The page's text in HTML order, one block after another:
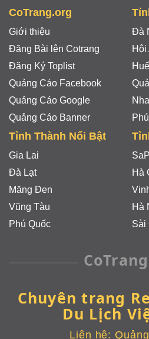
CoTrang.org
Giới thiệu
Đăng Bài lên Cotrang
Đăng Ký Toplist
Quảng Cáo Facebook
Quảng Cáo Google
Quảng Cáo Banner
Đà
Hội
Huế
Tỉnh Thành Nổi Bật
Gia Lai
Đà Lạt
Măng Đen
Vũng Tàu
Phú Quốc
Hà
Hà
Sài
Chuyên trang
Du Lịch
Liên hệ: